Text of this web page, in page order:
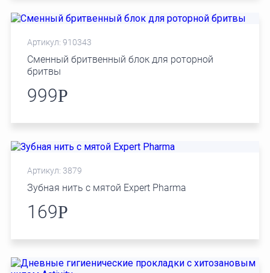
Артикул: 910343
Сменный бритвенный блок для роторной
бритвы
999Р
Артикул: 3879
Зубная нить с мятой Expert Pharma
169Р